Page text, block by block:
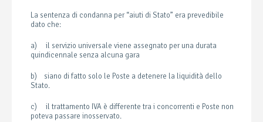
La sentenza di condanna per “aiuti di Stato” era prevedibile
dato che:
a) il servizio universale viene assegnato per una durata
quindicennale senza alcuna gara
b) siano di fatto solo le Poste a detenere la liquidità dello
Stato.
c) il trattamento IVA è differente tra i concorrenti e Poste non
poteva passare inosservato.